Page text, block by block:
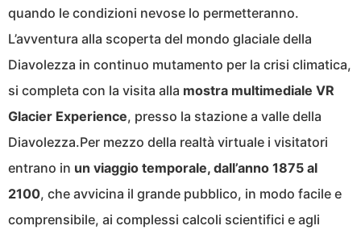
quando le condizioni nevose lo permetteranno.
L’avventura alla scoperta del mondo glaciale della
Diavolezza in continuo mutamento per la crisi climatica,
si completa con la visita alla mostra multimediale VR
Glacier Experience, presso la stazione a valle della
Diavolezza.Per mezzo della realtà virtuale i visitatori
entrano in un viaggio temporale, dall’anno 1875 al
2100, che avvicina il grande pubblico, in modo facile e
comprensibile, ai complessi calcoli scientifici e agli